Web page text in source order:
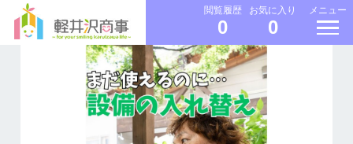
閲覧履歴
0
お気に入り
0
メニュー